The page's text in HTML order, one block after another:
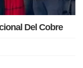
Del Cobre